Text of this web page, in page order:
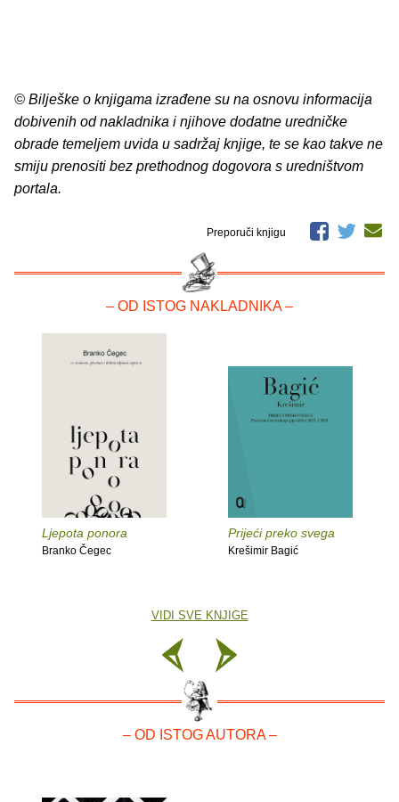
© Bilješke o knjigama izrađene su na osnovu informacija
dobivenih od nakladnika i njihove dodatne uredničke
obrade temeljem uvida u sadržaj knjige, te se kao takve ne
smiju prenositi bez prethodnog dogovora s uredništvom
portala.
Preporuči knjigu
– OD ISTOG NAKLADNIKA –
Ljepota ponora
Branko Čegec
Prijeći preko svega
Krešimir Bagić
VIDI SVE KNJIGE
– OD ISTOG AUTORA –